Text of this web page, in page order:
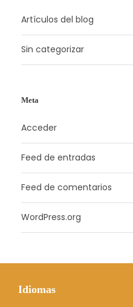
Artículos del blog
Sin categorizar
Meta
Acceder
Feed de entradas
Feed de comentarios
WordPress.org
Idiomas